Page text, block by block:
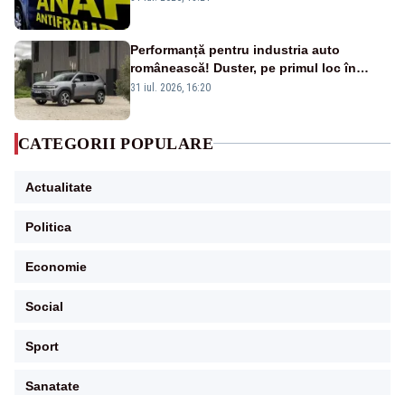
Performanță pentru industria auto
românească! Duster, pe primul loc în
topul vânzărilor din Ucraina
31 iul. 2026, 16:20
CATEGORII POPULARE
Actualitate
Politica
Economie
Social
Sport
Sanatate